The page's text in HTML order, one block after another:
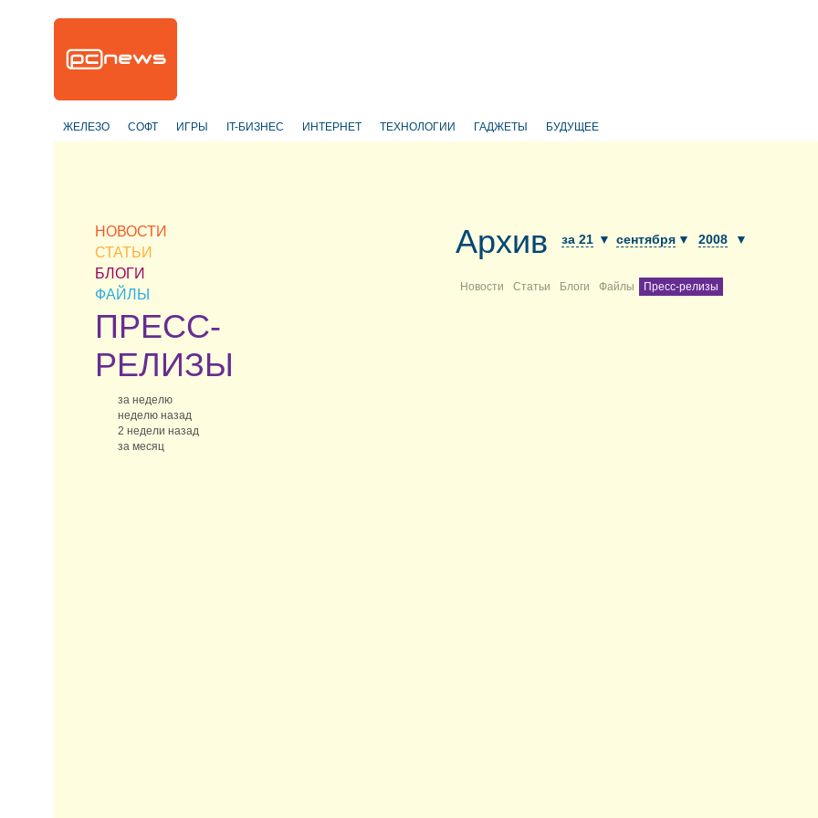
ЖЕЛЕЗО СОФТ ИГРЫ IT-БИЗНЕС ИНТЕРНЕТ ТЕХНОЛОГИИ ГАДЖЕТЫ БУДУЩЕЕ
НОВОСТИ
СТАТЬИ
БЛОГИ
ФАЙЛЫ
ПРЕСС-
РЕЛИЗЫ
за неделю
неделю назад
2 недели назад
за месяц
Архив за 21 ▼ сентября ▼ 2008 ▼
Новости Статьи Блоги Файлы Пресс-релизы